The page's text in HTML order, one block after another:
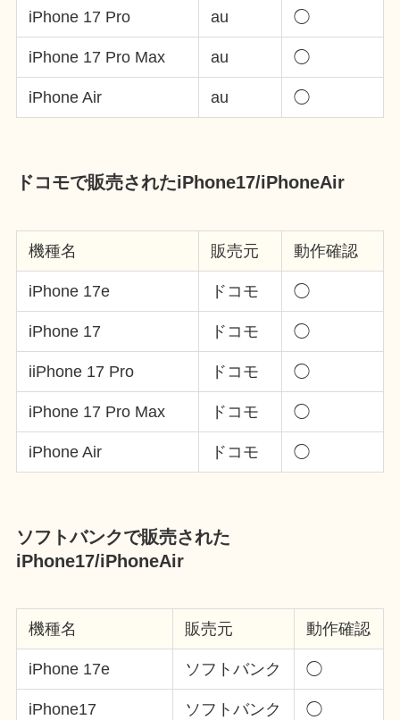
iPhone 17 Pro au ◯
iPhone 17 Pro Max au ◯
iPhone Air au ◯
ドコモで販売されたiPhone17/iPhoneAir
機種名 販売元 動作確認
iPhone 17e ドコモ ◯
iPhone 17 ドコモ ◯
iiPhone 17 Pro ドコモ ◯
iPhone 17 Pro Max ドコモ ◯
iPhone Air ドコモ ◯
ソフトバンクで販売された
iPhone17/iPhoneAir
機種名 販売元 動作確認
iPhone 17e ソフトバンク ◯
iPhone17 ソフトバンク ◯